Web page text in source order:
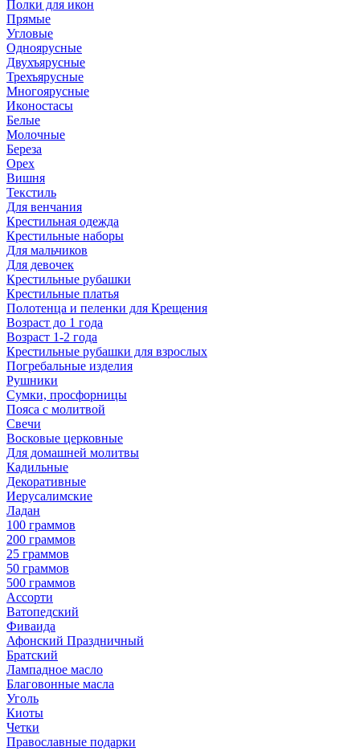
Полки для икон
Прямые
Угловые
Одноярусные
Двухъярусные
Трехъярусные
Многоярусные
Иконостасы
Белые
Молочные
Береза
Орех
Вишня
Текстиль
Для венчания
Крестильная одежда
Крестильные наборы
Для мальчиков
Для девочек
Крестильные рубашки
Крестильные платья
Полотенца и пеленки для Крещения
Возраст до 1 года
Возраст 1-2 года
Крестильные рубашки для взрослых
Погребальные изделия
Рушники
Сумки, просфорницы
Пояса с молитвой
Свечи
Восковые церковные
Для домашней молитвы
Кадильные
Декоративные
Иерусалимские
Ладан
100 граммов
200 граммов
25 граммов
50 граммов
500 граммов
Ассорти
Ватопедский
Фиваида
Афонский Праздничный
Братский
Лампадное масло
Благовонные масла
Уголь
Киоты
Четки
Православные подарки